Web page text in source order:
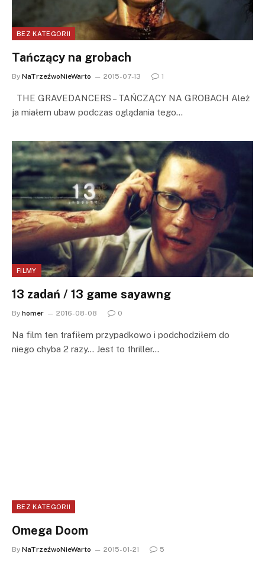
BEZ KATEGORII
Tańczący na grobach
By NaTrzeźwoNieWarto 2015-07-13 1
THE GRAVEDANCERS – TAŃCZĄCY NA GROBACH Ależ
ja miałem ubaw podczas oglądania tego…
FILMY
13 zadań / 13 game sayawng
By homer 2016-08-08 0
Na film ten trafiłem przypadkowo i podchodziłem do
niego chyba 2 razy… Jest to thriller…
BEZ KATEGORII
Omega Doom
By NaTrzeźwoNieWarto 2015-01-21 5